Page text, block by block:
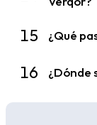
15 ¿Qué
16 ¿Dónde